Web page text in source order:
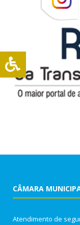
CÂMARA
Atendimento de